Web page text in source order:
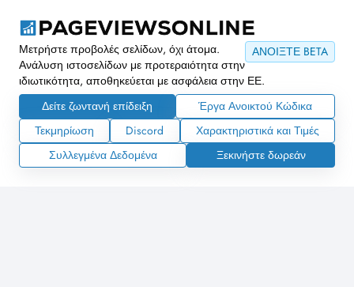
ΑΝΟΙΞΤΕ BETA
Μετρήστε προβολές σελίδων, όχι άτομα.
Ανάλυση ιστοσελίδων με προτεραιότητα στην
ιδιωτικότητα, αποθηκεύεται με ασφάλεια στην ΕΕ.
Δείτε ζωντανή επίδειξη
Έργα Ανοικτού Κώδικα
Τεκμηρίωση
Discord
Χαρακτηριστικά και Τιμές
Συλλεγμένα Δεδομένα
Ξεκινήστε δωρεάν